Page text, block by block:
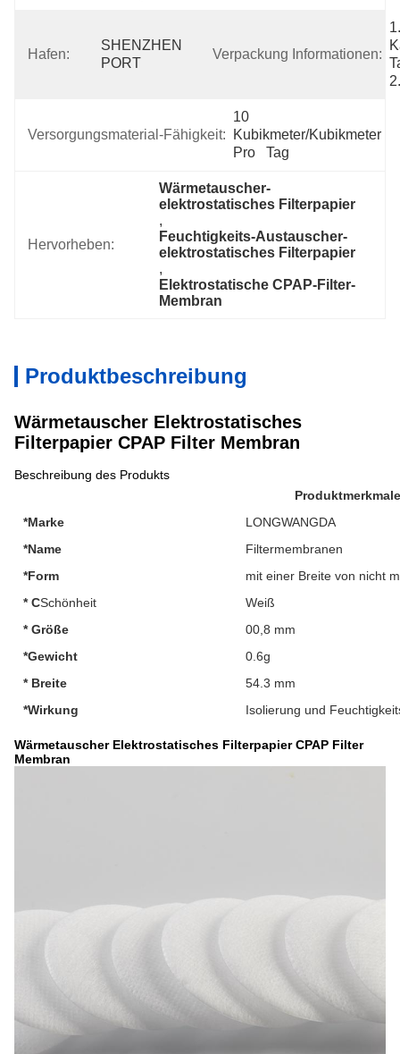
Hafen:
SHENZHEN
PORT
Verpackung Informationen:
Versorgungsmaterial-Fähigkeit:
10
Kubikmeter/Kubikmeter
Pro   Tag
Hervorheben:
Wärmetauscher-
elektrostatisches Filterpapier
,
Feuchtigkeits-Austauscher-
elektrostatisches Filterpapier
,
Elektrostatische CPAP-Filter-
Membran
Produktbeschreibung
Wärmetauscher Elektrostatisches
Filterpapier CPAP Filter Membran
Beschreibung des Produkts
Produktmerkmale
*Marke
LONGWANGDA
*Name
Filtermembranen
*Form
mit einer Breite von nicht
* CSchönheit
Weiß
* Größe
00,8 mm
*Gewicht
0.6g
* Breite
54.3 mm
*Wirkung
Isolierung und
Wärmetauscher Elektrostatisches Filterpapier CPAP Filter
Membran